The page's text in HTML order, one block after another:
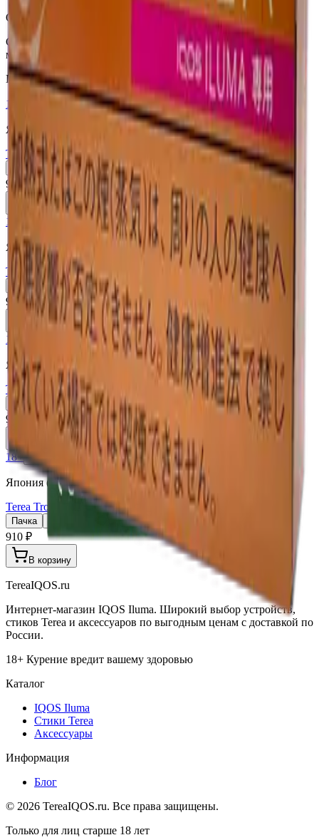
Описание
Сочетание мягкого ароматного табака с нотами розмарина и
ментолом — Япония.
Похожие товары
18+ Мне исполнилось 18 лет
Япония (JP)
Terea Fusion Menthol JP
Пачка Блок×10
910 ₽
В корзину
18+ Мне исполнилось 18 лет
Япония (JP)
Terea Black Yellow Menthol JP
Пачка Блок×10
910 ₽
В корзину
18+ Мне исполнилось 18 лет
Япония (JP)
Terea Black Purple Menthol JP
Пачка Блок×10
910 ₽
18+ Мне исполнилось 18 лет
Япония (JP)
Terea Tropical Menthol JP
Пачка
910 ₽
В корзину
TereaIQOS.ru
Интернет-магазин IQOS Iluma. Широкий выбор устройств,
стиков Terea и аксессуаров по выгодным ценам с доставкой по
России.
18+ Курение вредит вашему здоровью
Каталог
IQOS Iluma
Стики Terea
Аксессуары
Информация
Блог
© 2026 TereaIQOS.ru. Все права защищены.
Только для лиц старше 18 лет